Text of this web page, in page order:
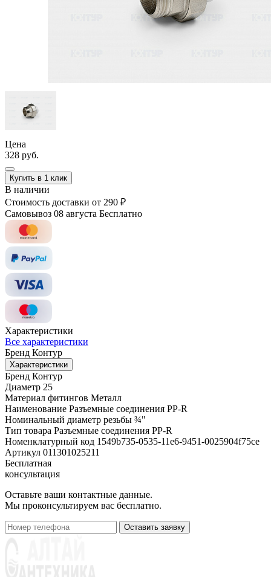
Цена
328 руб.
Купить в 1 клик
В наличии
Стоимость доставки от 290 ₽
Самовывоз 08 августа Бесплатно
Характеристики
Все характеристики
Бренд Контур
Характеристики
Бренд Контур
Диаметр 25
Материал фитингов Металл
Наименование Разъемные соединения PP-R
Номинальный диаметр резьбы ¾"
Тип товара Разъемные соединения PP-R
Номенклатурный код 1549b735-0535-11e6-9451-0025904f75ce
Артикул 011301025211
Бесплатная
консультация
Оставьте ваши контактные данные.
Мы проконсультируем вас бесплатно.
Оставить заявку